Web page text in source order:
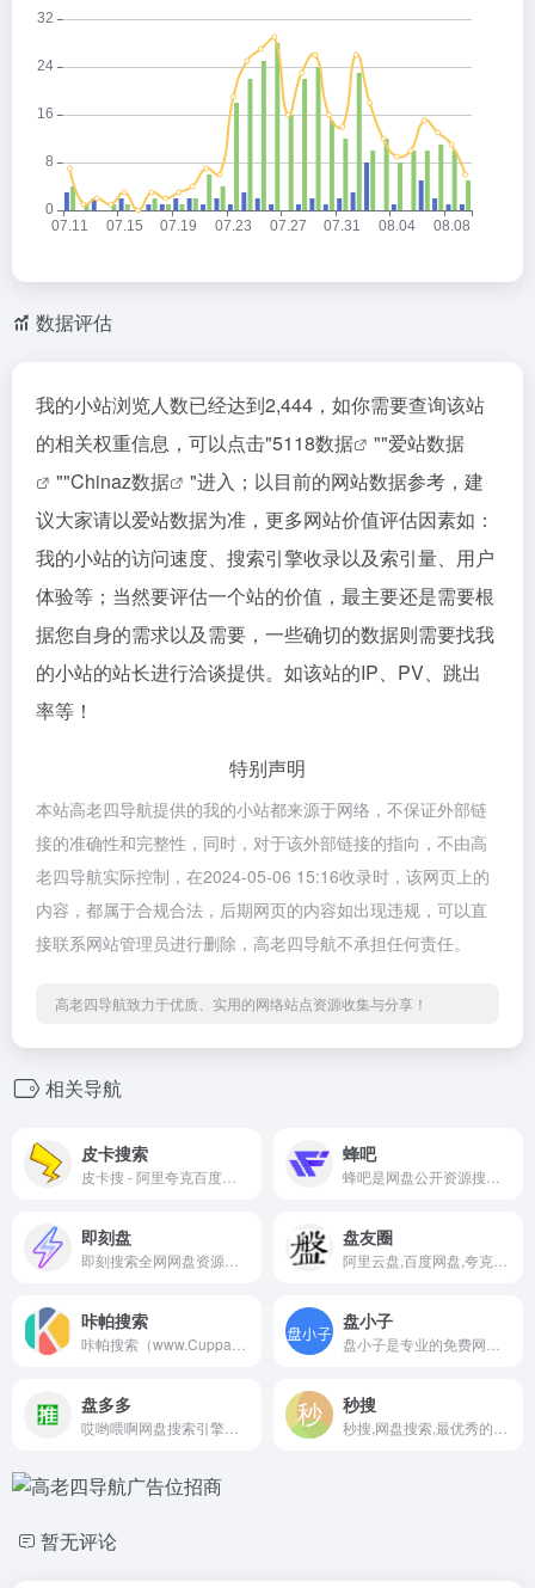
数据评估
我的小站浏览人数已经达到2,444，如你需要查询该站
的相关权重信息，可以点击"5118数据 ""爱站数据
""Chinaz数据
"进入；以目前的网站数据参考，建
议大家请以爱站数据为准，更多网站价值评估因素如：
我的小站的访问速度、搜索引擎收录以及索引量、用户
体验等；当然要评估一个站的价值，最主要还是需要根
据您自身的需求以及需要，一些确切的数据则需要找我
的小站的站长进行洽谈提供。如该站的IP、PV、跳出
率等！
特别声明
本站高老四导航提供的我的小站都来源于网络，不保证外部链
接的准确性和完整性，同时，对于该外部链接的指向，不由高
老四导航实际控制，在2024-05-06 15:16收录时，该网页上的
内容，都属于合规合法，后期网页的内容如出现违规，可以直
接联系网站管理员进行删除，高老四导航不承担任何责任。
高老四导航致力于优质、实用的网络站点资源收集与分享！
相关导航
皮卡搜索 蜂吧
即刻盘 盘友圈
咔帕搜索 盘小子
盘多多 秒搜
暂无评论